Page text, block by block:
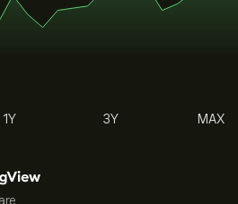
1Y 3Y MAX